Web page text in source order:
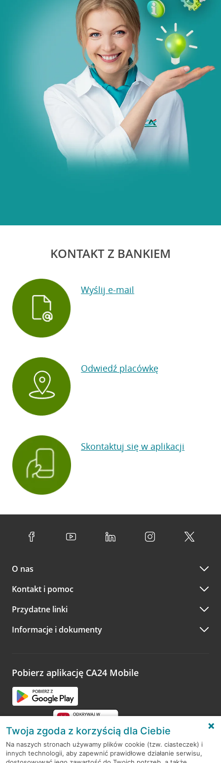
KONTAKT Z BANKIEM
Wyślij e-mail
Odwiedź placówkę
Skontaktuj się w aplikacji
O nas
Kontakt i pomoc
Przydatne linki
Informacje i dokumenty
Pobierz aplikację CA24 Mobile
RODO
Twoja zgoda z korzyścią dla Ciebie
Na naszych stronach używamy plików cookie (tzw. ciasteczek) i
innych technologii, aby zapewnić prawidłowe działanie serwisu,